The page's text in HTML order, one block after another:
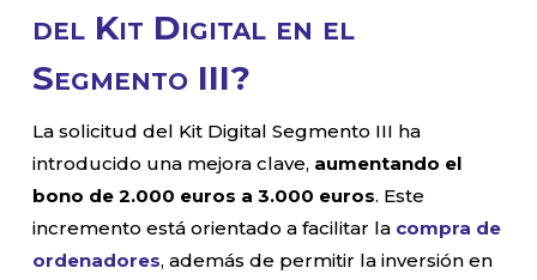
del Kit Digital en el
Segmento III?
La solicitud del Kit Digital Segmento III ha
introducido una mejora clave, aumentando el
bono de 2.000 euros a 3.000 euros. Este
incremento está orientado a facilitar la compra de
ordenadores, además de permitir la inversión en